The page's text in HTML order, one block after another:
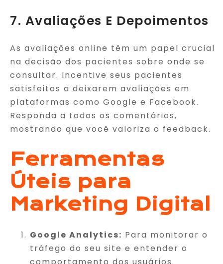
7. Avaliações E Depoimentos
As avaliações online têm um papel crucial
na decisão dos pacientes sobre onde se
consultar. Incentive seus pacientes
satisfeitos a deixarem avaliações em
plataformas como Google e Facebook.
Responda a todos os comentários,
mostrando que você valoriza o feedback.
Ferramentas
Úteis para
Marketing Digital
Google Analytics: Para monitorar o
tráfego do seu site e entender o
comportamento dos usuários.